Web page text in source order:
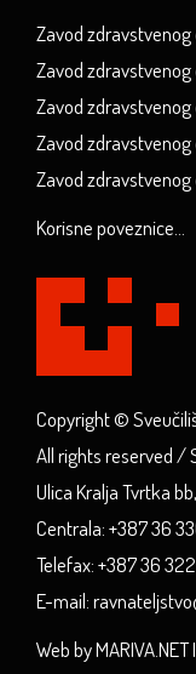
Zavod zdravstvenog
Zavod zdravstvenog
Zavod zdravstvenog
Zavod zdravstvenog
Zavod zdravstvenog
Korisne poveznice...
Copyright ©
All rights reserved /
Ulica Kralja Tvrtka
Centrala: +387 36
Telefax: +387 36
E-mail:
Web by